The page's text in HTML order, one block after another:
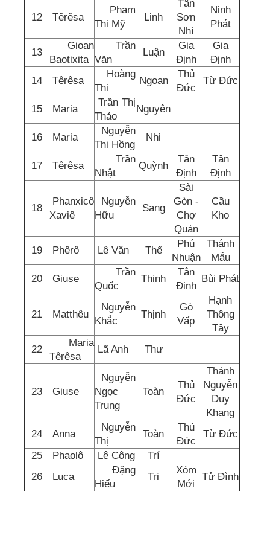
12 Têrêsa
Phạm
Thị Mỹ
Linh
Tân
Sơn
Nhì
Ninh
Phát
13
Gioan
Baotixita
Trần
Văn
Luận
Gia
Định
Gia
Định
14
Têrêsa
Hoàng
Thị
Ngoan
Thủ
Đức
Từ Đức
15 Maria
Trần Thị
Thảo
Nguyên
16 Maria
Nguyễn
Thị Hồng
Nhi
17 Têrêsa
Trần
Nhật
Quỳnh
Tân
Định
Tân
Định
18
Phanxicô
Xaviê
Nguyễn
Hữu
Sang
Sài
Gòn -
Chợ
Quán
Cầu
Kho
19 Phêrô Lê Văn Thể
Phú
Nhuận
Thánh
Mẫu
20
Giuse
Trần
Quốc
Thịnh
Tân
Định
Bùi Phát
21 Matthêu
Nguyễn
Khắc
Thịnh
Gò
Vấp
Hạnh
Thông
Tây
22
Maria
Têrêsa
Lã Anh Thư
23 Giuse
Nguyễn
Ngọc
Trung
Toàn
Thủ
Đức
Thánh
Nguyễn
Duy
Khang
24
Anna
Nguyễn
Thị
Toàn
Thủ
Đức
Từ Đức
25
Phaolô Lê Công
Trí
26
Luca
Đặng
Hiếu
Trị
Xóm
Mới
Tử Đình